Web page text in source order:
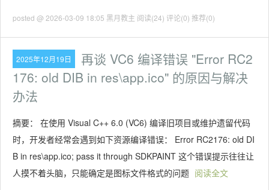
posted @ 2026-03-09 18:05 黑月教主 阅读(24) 评论(0) 推荐(0)
2025年12月19日
再谈 VC6 编译错误 "Error RC2
176: old DIB in res\app.ico" 的原因与解决
办法
摘要： 在使用 Visual C++ 6.0 (VC6) 编译旧项目或维护遗留代码
时，开发者经常会遇到如下资源编译错误： Error RC2176: old DI
B in res\app.ico; pass it through SDKPAINT 这个错误提示往往让
人摸不着头脑，只能确定是图标文件格式的问题 阅读全文